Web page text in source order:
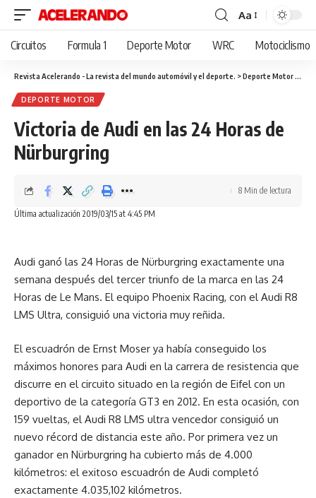
Cambiar
tamaño
fuente
Aa
Circuitos Formula 1 Deporte Motor WRC Motociclismo
Revista Acelerando - La revista del mundo automóvil y el deporte. >Deporte Motor
DEPORTE MOTOR
Victoria de Audi en las 24 Horas de
Nürburgring
Última actualización 2019/03/15 at 4:45 PM
8 Min de lectura
Audi ganó las 24 Horas de Nürburgring exactamente una
semana después del tercer triunfo de la marca en las 24
Horas de Le Mans. El equipo Phoenix Racing, con el Audi R8
LMS Ultra, consiguió una victoria muy reñida.
El escuadrón de Ernst Moser ya había conseguido los
máximos honores para Audi en la carrera de resistencia que
discurre en el circuito situado en la región de Eifel con un
deportivo de la categoría GT3 en 2012. En esta ocasión, con
159 vueltas, el Audi R8 LMS ultra vencedor consiguió un
nuevo récord de distancia este año. Por primera vez un
ganador en Nürburgring ha cubierto más de 4.000
kilómetros: el exitoso escuadrón de Audi completó
exactamente 4.035,102 kilómetros.